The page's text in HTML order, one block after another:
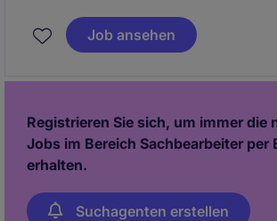
einen reibungslosen Ablauf der
trägt dazu bei, dass Kundenanfragen
Job ansehen
Registrieren Sie sich, um immer die
Jobs im Bereich Sachbearbeiter per
erhalten.
Suchagenten erstellen